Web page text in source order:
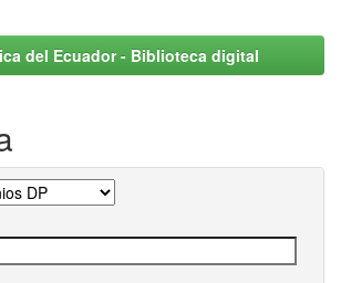
del Ecuador - Biblioteca digital